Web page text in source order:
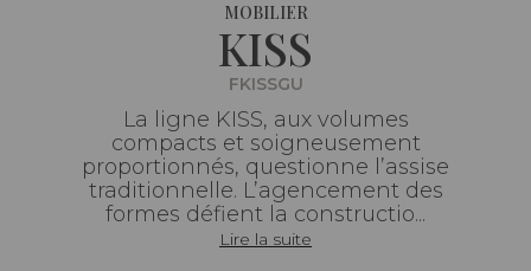
MOBILIER
KISS
FKISSGU
La ligne KISS, aux volumes
compacts et soigneusement
proportionnés, questionne l’assise
traditionnelle. L’agencement des
formes défient la constructio...
Lire la suite